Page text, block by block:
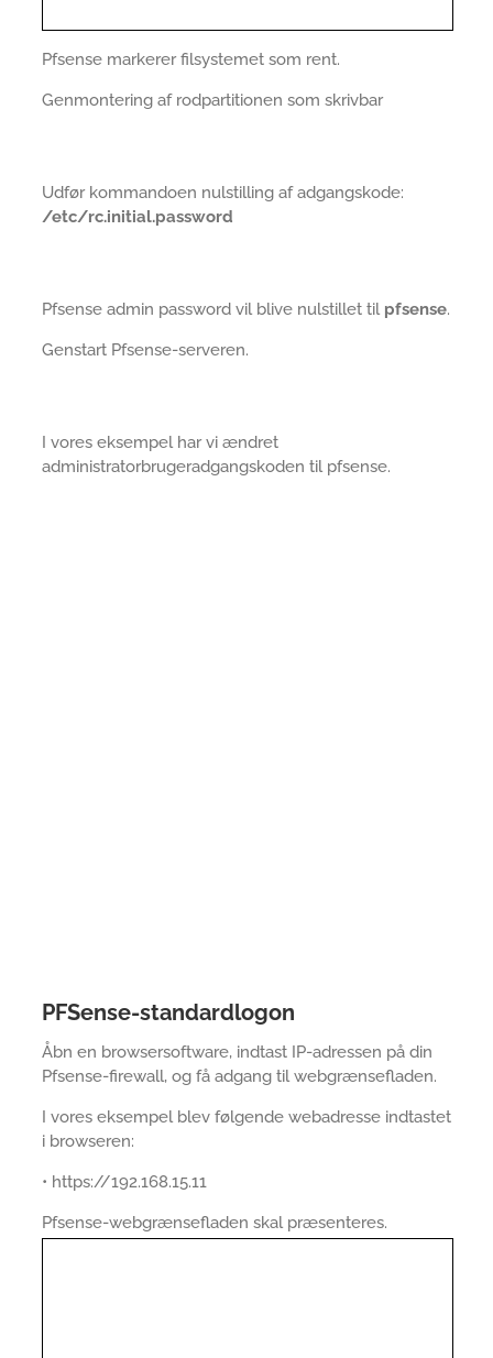
Pfsense markerer filsystemet som rent.
Genmontering af rodpartitionen som skrivbar
Udfør kommandoen nulstilling af adgangskode:
/etc/rc.initial.password
Pfsense admin password vil blive nulstillet til pfsense.
Genstart Pfsense-serveren.
I vores eksempel har vi ændret
administratorbrugeradgangskoden til pfsense.
PFSense-standardlogon
Åbn en browsersoftware, indtast IP-adressen på din
Pfsense-firewall, og få adgang til webgrænsefladen.
I vores eksempel blev følgende webadresse indtastet
i browseren:
• https://192.168.15.11
Pfsense-webgrænsefladen skal præsenteres.